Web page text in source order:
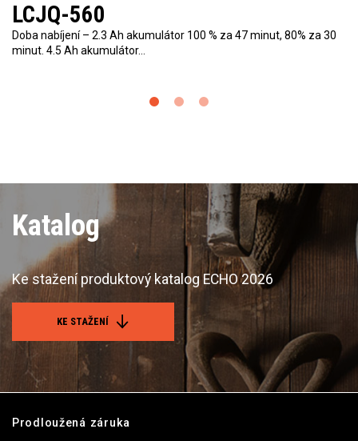
LCJQ-560
Doba nabíjení – 2.3 Ah akumulátor 100 % za 47 minut, 80% za 30
minut. 4.5 Ah akumulátor…
Katalog
Ke stažení produktový katalog ECHO 2026
KE STAŽENÍ
Prodloužená záruka